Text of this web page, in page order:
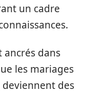
un cadre
ancrés dans
les mariages
des